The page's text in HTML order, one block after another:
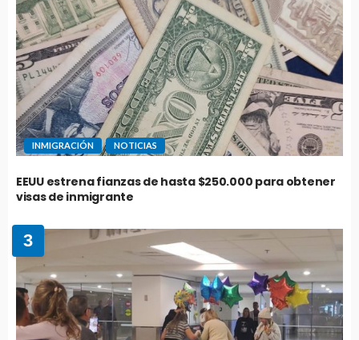
INMIGRACIÓN NOTICIAS
EEUU estrena fianzas de hasta $250.000 para obtener
visas de inmigrante
3